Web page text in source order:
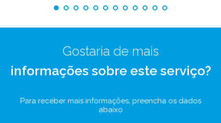
Gostaria de mais
informações sobre este serviço?
Para receber mais informações, preencha os dados
abaixo